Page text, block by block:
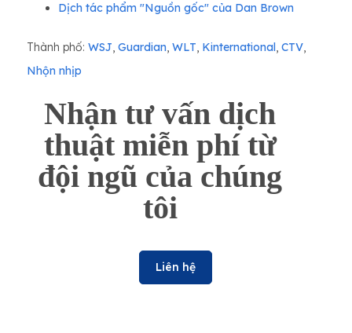
Dịch tác phẩm "Nguồn gốc" của Dan Brown
Thành phố: WSJ, Guardian, WLT, Kinternational, CTV,
Nhộn nhịp
Nhận tư vấn dịch
thuật miễn phí từ
đội ngũ của chúng
tôi
Liên hệ